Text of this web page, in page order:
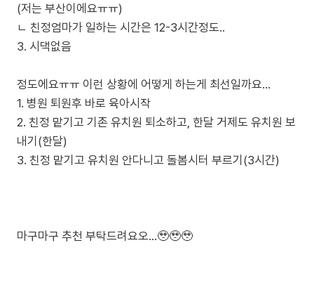
(저는 부산이에요ㅠㅠ)
ㄴ 친정엄마가 일하는 시간은 12-3시간정도..
3. 시댁없음
정도에요ㅠㅠ 이런 상황에 어떻게 하는게 최선일까요...
1. 병원 퇴원후 바로 육아시작
2. 친정 맡기고 기존 유치원 퇴소하고, 한달 거제도 유치원 보
내기(한달)
3. 친정 맡기고 유치원 안다니고 돌봄시터 부르기(3시간)
마구마구 추천 부탁드려요오...🥹🥹🥹